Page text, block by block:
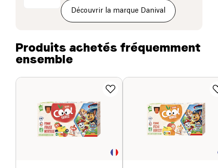
Produits achetés fréquemment
ensemble
de vos enfants.
Fibres alimentaires (g)
Protéines (g) 0.2 g
0.04 g
Découvrir la marque Danival